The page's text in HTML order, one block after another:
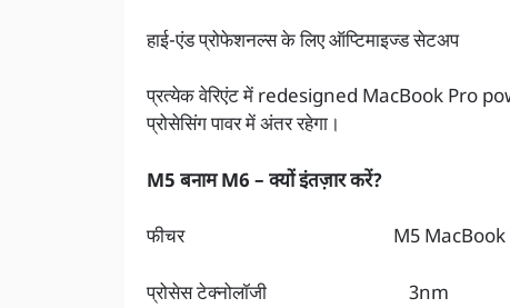
हाई-एंड प्रोफेशनल्स के लिए ऑप्टिमाइज्ड सेटअप
प्रत्येक वेरिएंट में redesigned MacBook Pro
प्रोसेसिंग पावर में अंतर रहेगा।
M5 बनाम M6 – क्यों इंतज़ार करें?
फीचर M5 MacBook
प्रोसेस